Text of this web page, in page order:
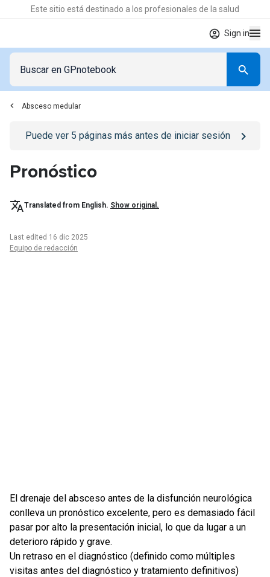
Este sitio está destinado a los profesionales de la salud
Sign in
Absceso medular
Go to/iniciar-sesionpage
Puede ver 5 páginas más antes de iniciar sesión
Pronóstico
Translated from English. Show original.
Last edited 16 dic 2025
Equipo de redacción
El drenaje del absceso antes de la disfunción neurológica
conlleva un pronóstico excelente, pero es demasiado fácil
pasar por alto la presentación inicial, lo que da lugar a un
deterioro rápido y grave.
Un retraso en el diagnóstico (definido como múltiples
visitas antes del diagnóstico y tratamiento definitivos)